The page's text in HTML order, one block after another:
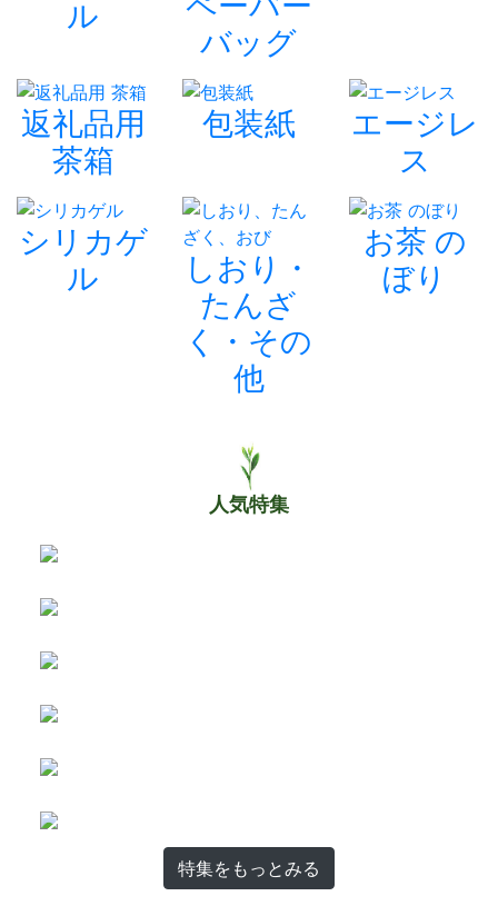
ル
バッグ
返礼品用
茶箱
包装紙
エージレ
ス
シリカゲ
ル
しおり・
たんざ
く・その
他
お茶 の
ぼり
人気特集
特集をもっとみる